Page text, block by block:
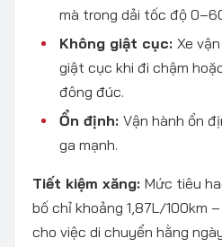
mà trong dải tốc độ
Không giật cục: Xe
giật cục khi đi chậm
đông đúc.
Ổn định: Vận hành ổn
ga mạnh.
Tiết kiệm xăng: Mức tiêu
bố chỉ khoảng 1,87L/100km
cho việc di chuyển hằng